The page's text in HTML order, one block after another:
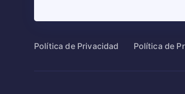
Política de Privacidad Política de